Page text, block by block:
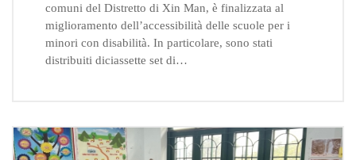
comuni del Distretto di Xin Man, è finalizzata al
miglioramento dell’accessibilità delle scuole per i
minori con disabilità. In particolare, sono stati
distribuiti diciassette set di…